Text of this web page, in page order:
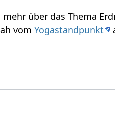
, spricht hier über Erdnah‏‎ vomYogastandpunkt